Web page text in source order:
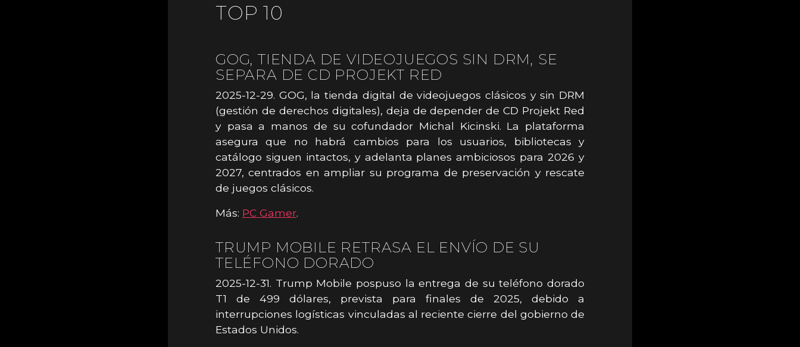
TOP 10
GOG, TIENDA DE VIDEOJUEGOS SIN DRM, SE
SEPARA DE CD PROJEKT RED
2025-12-29. GOG, la tienda digital de videojuegos clásicos y sin DRM
(gestión de derechos digitales), deja de depender de CD Projekt Red
y pasa a manos de su cofundador Michal Kicinski. La plataforma
asegura que no habrá cambios para los usuarios, bibliotecas y
catálogo siguen intactos, y adelanta planes ambiciosos para 2026 y
2027, centrados en ampliar su programa de preservación y rescate
de juegos clásicos.
Más: PC Gamer.
TRUMP MOBILE RETRASA EL ENVÍO DE SU
TELÉFONO DORADO
2025-12-31. Trump Mobile pospuso la entrega de su teléfono dorado
T1 de 499 dólares, prevista para finales de 2025, debido a
interrupciones logísticas vinculadas al reciente cierre del gobierno de
Estados Unidos.